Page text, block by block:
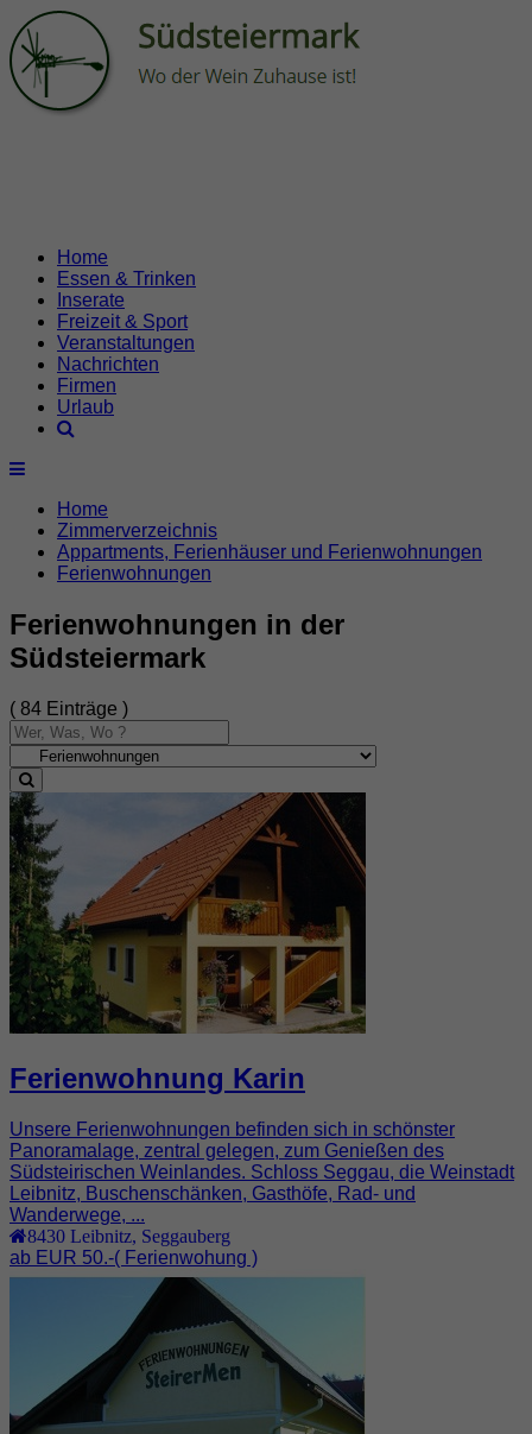
Home
Essen & Trinken
Inserate
Freizeit & Sport
Veranstaltungen
Nachrichten
Firmen
Urlaub
Home
Zimmerverzeichnis
Appartments, Ferienhäuser und Ferienwohnungen
Ferienwohnungen
Ferienwohnungen in der
Südsteiermark
( 84 Einträge )
Ferienwohnung Karin
Unsere Ferienwohnungen befinden sich in schönster
Panoramalage, zentral gelegen, zum Genießen des
Südsteirischen Weinlandes. Schloss Seggau, die Weinstadt
Leibnitz, Buschenschänken, Gasthöfe, Rad- und
Wanderwege, ...
8430 Leibnitz Seggauberg
ab EUR 50.-( Ferienwohung )